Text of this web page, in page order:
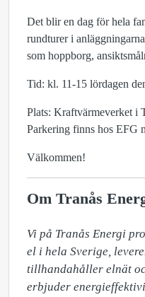
Det blir en dag för hela
rundturer i
som hoppborg,
Tid: kl. 11-15 lördagen
Plats: Kraftvärmeverket i
Parkering finns hos EFG
Välkommen!
Om Tranås
Vi på Tranås Energi
el i hela Sverige,
tillhandahåller elnät
erbjuder